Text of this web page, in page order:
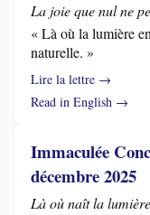
La joie que nul ne
« Là où la lumière
naturelle. »
Lire la lettre →
Read in English →
Immaculée
décembre 2025
Là où naît la